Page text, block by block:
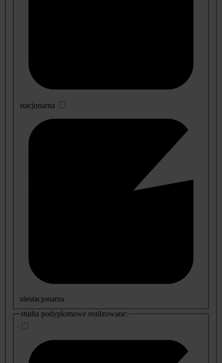
stacjonarna
niestacjonarna
studia podyplomowe realizowane: